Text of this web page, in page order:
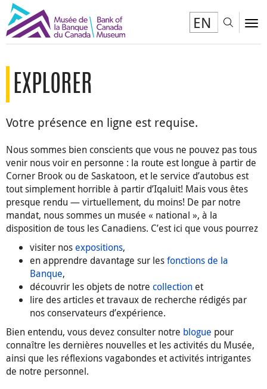
EN
EXPLORER
Votre présence en ligne est requise.
Nous sommes bien conscients que vous ne pouvez pas tous
venir nous voir en personne : la route est longue à partir de
Corner Brook ou de Saskatoon, et le service d’autobus est
tout simplement horrible à partir d’Iqaluit! Mais vous êtes
presque rendu — virtuellement, du moins! De par notre
mandat, nous sommes un musée « national », à la
disposition de tous les Canadiens. C’est ici que vous pourrez
visiter nos expositions,
en apprendre davantage sur lesfonctions de la
Banque,
découvrir les objets de notre collection et
lire des articles et travaux de recherche rédigés par
nos conservateurs d’expérience.
Bien entendu, vous devez consulter notre blogue pour
connaître les dernières nouvelles et les activités du Musée,
ainsi que les réflexions vagabondes et activités intrigantes
de notre personnel.